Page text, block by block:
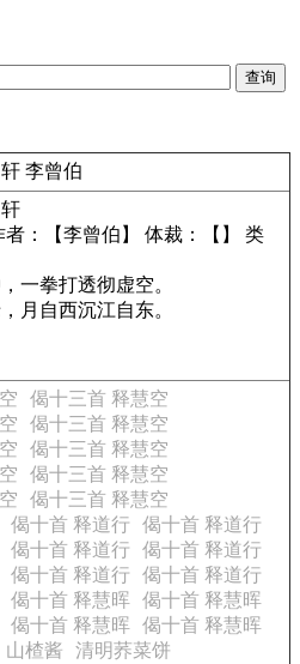
李曾伯
：【李曾伯】 体裁：【】 类
一拳打透彻虚空。
月自西沉江自东。
偈十三首 释慧空
偈十三首 释慧空
偈十三首 释慧空
偈十三首 释慧空
偈十三首 释慧空
偈十首 释道行
偈十首 释道行
偈十首 释道行
偈十首 释道行
偈十首 释道行
偈十首 释道行
偈十首 释慧晖 偈十首 释慧晖
偈十首 释慧晖 偈十首 释慧晖
山楂酱
清明荞菜饼